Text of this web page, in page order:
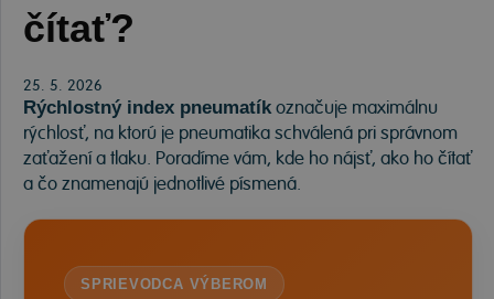
čítať?
25. 5. 2026
Rýchlostný index pneumatík označuje maximálnu
rýchlosť, na ktorú je pneumatika schválená pri správnom
zaťažení a tlaku. Poradíme vám, kde ho nájsť, ako ho čítať
a čo znamenajú jednotlivé písmená.
SPRIEVODCA VÝBEROM